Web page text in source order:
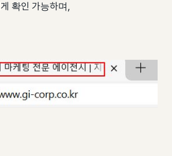
확인 가능하며,